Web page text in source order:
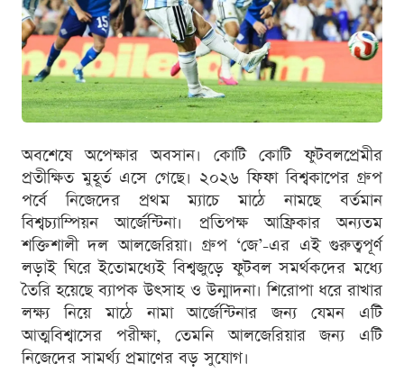
অবশেষে অপেক্ষার অবসান। কোটি কোটি ফুটবলপ্রেমীর
প্রতীক্ষিত মুহূর্ত এসে গেছে। ২০২৬ ফিফা বিশ্বকাপের গ্রুপ
পর্বে নিজেদের প্রথম ম্যাচে মাঠে নামছে বর্তমান
বিশ্বচ্যাম্পিয়ন আর্জেন্টিনা। প্রতিপক্ষ আফ্রিকার অন্যতম
শক্তিশালী দল আলজেরিয়া। গ্রুপ ‘জে’-এর এই গুরুত্বপূর্ণ
লড়াই ঘিরে ইতোমধ্যেই বিশ্বজুড়ে ফুটবল সমর্থকদের মধ্যে
তৈরি হয়েছে ব্যাপক উৎসাহ ও উন্মাদনা। শিরোপা ধরে রাখার
লক্ষ্য নিয়ে মাঠে নামা আর্জেন্টিনার জন্য যেমন এটি
আত্মবিশ্বাসের পরীক্ষা, তেমনি আলজেরিয়ার জন্য এটি
নিজেদের সামর্থ্য প্রমাণের বড় সুযোগ।